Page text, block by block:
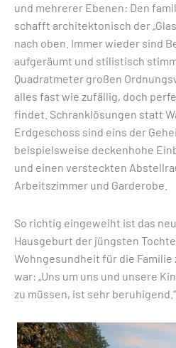
und mehrerer Ebenen: Den
schafft architektonisch der
nach oben. Immer wieder sind
aufgeräumt und stilistisch
Quadratmeter großen
alles fast wie zufällig, doch
findet. Schranklösungen statt
Erdgeschoss sind eins der
beispielsweise deckenhohe
und einen versteckten
Arbeitszimmer und Garderobe.
So richtig eingeweiht ist das
Hausgeburt der jüngsten
Wohngesundheit für die
war: „Uns um uns und unsere
zu müssen, ist sehr beruhigend.“